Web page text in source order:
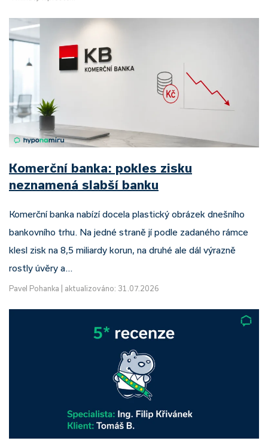
Komerční banka: pokles zisku
neznamená slabší banku
Komerční banka nabízí docela plastický obrázek dnešního
bankovního trhu. Na jedné straně jí podle zadaného rámce
klesl zisk na 8,5 miliardy korun, na druhé ale dál výrazně
rostly úvěry a…
Pavel Pohanka aktualizováno: 31.07.2026